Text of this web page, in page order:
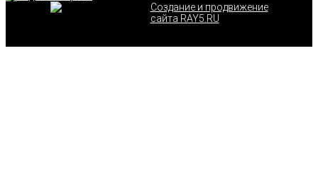
Создание и продвижение
сайта RAY5.RU